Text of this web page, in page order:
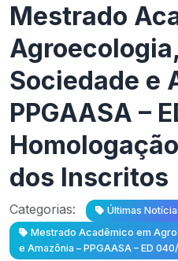
Mestrado
Sociedade e
PPGAASA –
dos Inscritos
Categorias:
Últimas
Mestrado Acadêmico em
e Amazônia – PPGAASA – ED